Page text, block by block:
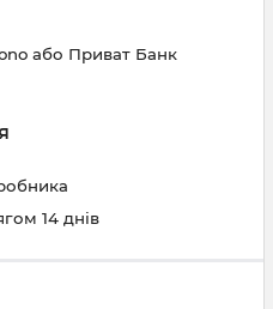
або Приват Банк
14 днів